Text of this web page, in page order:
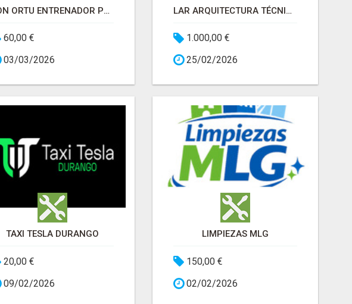
JON ORTU ENTRENADOR PERSONAL
60,00 €
03/03/2026
LAR ARQUITECTURA TÉCNICA
1.000,00 €
25/02/2026
TAXI TESLA DURANGO
20,00 €
09/02/2026
LIMPIEZAS MLG
150,00 €
02/02/2026